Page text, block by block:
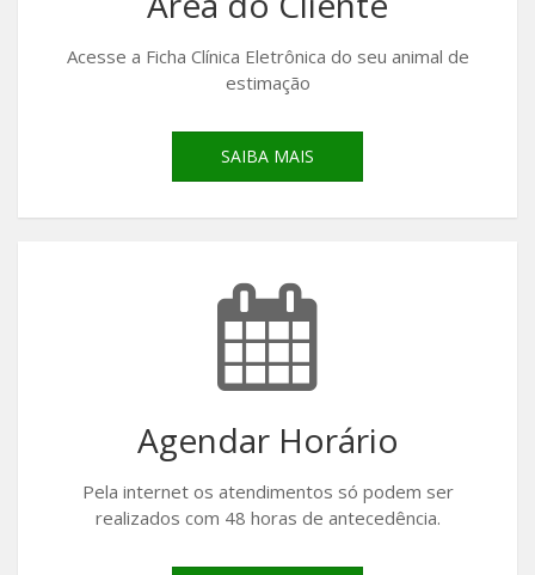
Acesse a Ficha Clínica Eletrônica do seu animal de
estimação
SAIBA MAIS
Agendar Horário
Pela internet os atendimentos só podem ser
realizados com 48 horas de antecedência.